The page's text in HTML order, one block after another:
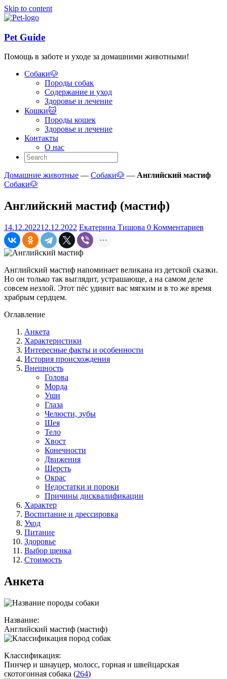
Skip to content
Pet Guide
Помощь в заботе и уходе за домашними животными!
Собаки🐶
Породы собак
Содержание и уход
Здоровье и лечение
Кошки🐱
Породы кошек
Здоровье и лечение
Контакты
О нас
Домашние животные — Собаки🐶 — Английский мастиф
Собаки🐶
Английский мастиф (мастиф)
14.12.202212.12.2022 Екатерина Тишова 0 Комментариев
Английский мастиф напоминает великана из детской сказки.
Но он только так выглядит, устрашающе, а на самом деле
совсем незлой. Этот пёс удивит вас мягким и в то же время
храбрым сердцем.
Оглавление
Анкета
Характеристики
Интересные факты и особенности
История происхождения
Внешность
Голова
Морда
Уши
Глаза
Челюсти, зубы
Шея
Тело
Хвост
Конечности
Движения
Шерсть
Окрас
Недостатки и пороки
Причины дисквалификации
Характер
Воспитание и дрессировка
Уход
Питание
Здоровье
Выбор щенка
Стоимость
Анкета
Название:
Английский мастиф (мастиф)
Классификация:
Пинчер и шнауцер, молосс, горная и швейцарская
скотогонная собака (264)